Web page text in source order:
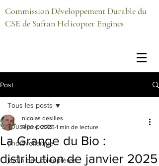
Commission Développement Durable du
CSE de Safran Helicopter Engines
Post
Tous les posts
photovoltaïque
jardin des coléoptères
Tous les posts
La Grange du Bio :
distribution de janvier 2025
nicolas desilles
9 janv. 2025 1 min de lecture